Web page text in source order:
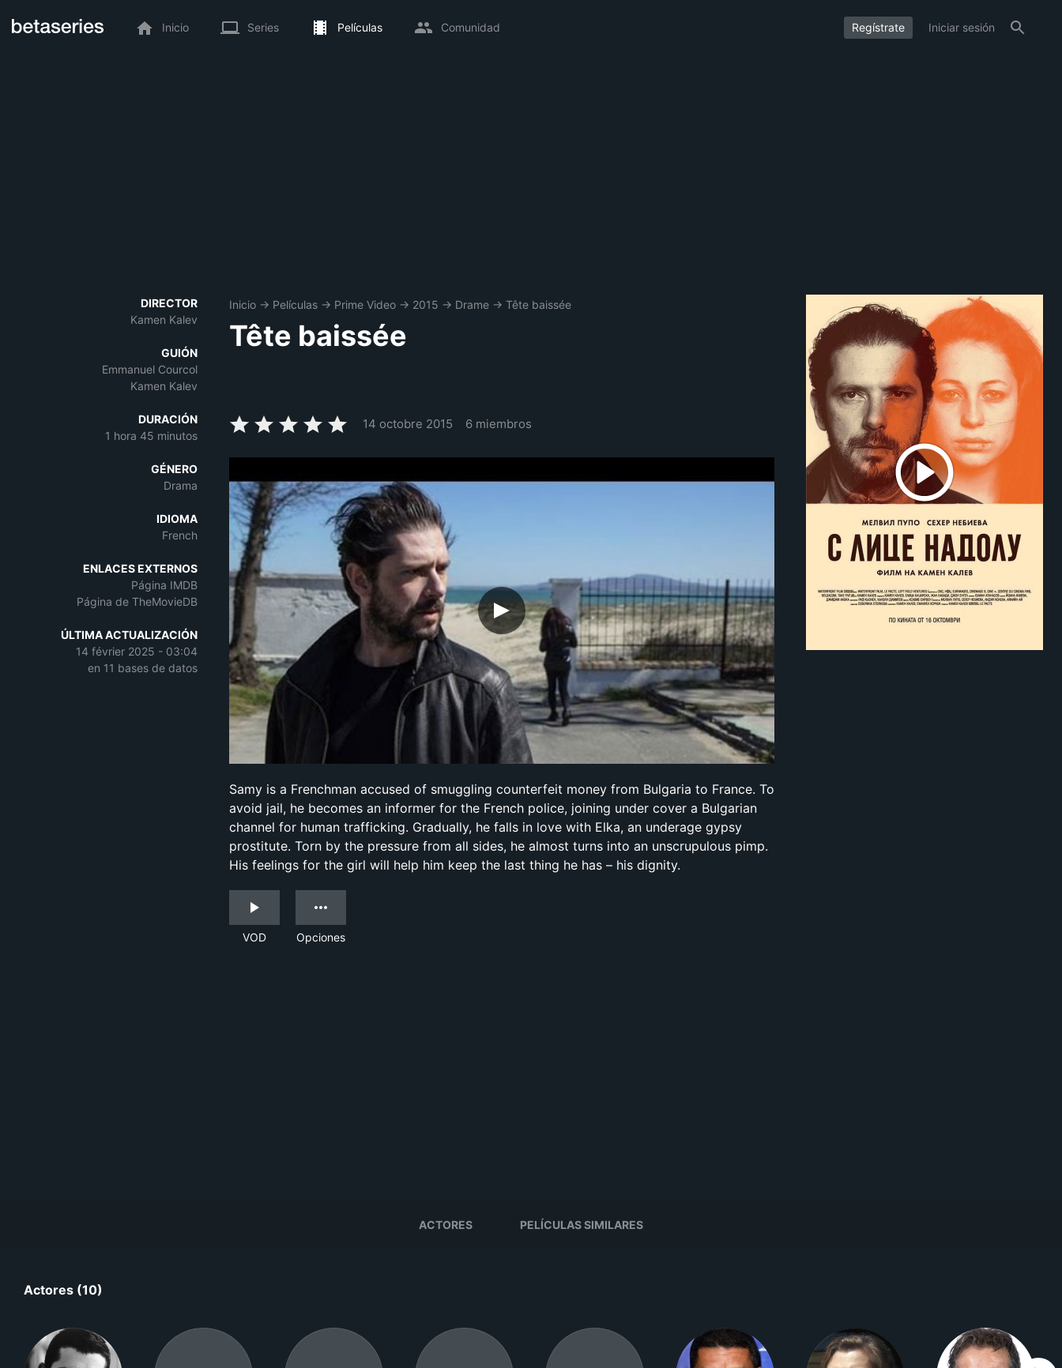
Inicio Series Películas Comunidad Regístrate Iniciar sesión
DIRECTOR
Kamen Kalev
GUIÓN
Emmanuel Courcol
Kamen Kalev
DURACIÓN
1 hora 45 minutos
GÉNERO
Drama
IDIOMA
French
ENLACES EXTERNOS
Página IMDB
Página de TheMovieDB
ÚLTIMA ACTUALIZACIÓN
14 février 2025 - 03:04
en 11 bases de datos
Inicio → Películas → Prime Video → 2015 → Drame → Tête baissée
Tête baissée
14 octobre 2015 6 miembros
Samy is a Frenchman accused of smuggling counterfeit money from Bulgaria to France. To
avoid jail, he becomes an informer for the French police, joining under cover a Bulgarian
channel for human trafficking. Gradually, he falls in love with Elka, an underage gypsy
prostitute. Torn by the pressure from all sides, he almost turns into an unscrupulous pimp.
His feelings for the girl will help him keep the last thing he has – his dignity.
VOD Opciones
ACTORES PELÍCULAS SIMILARES
Actores (10)